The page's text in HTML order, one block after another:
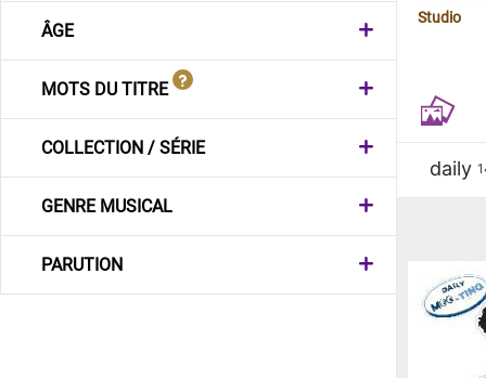
ÂGE
MOTS DU TITRE
COLLECTION / SÉRIE
GENRE MUSICAL
PARUTION
Studio
daily